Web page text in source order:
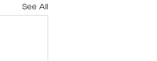
See All